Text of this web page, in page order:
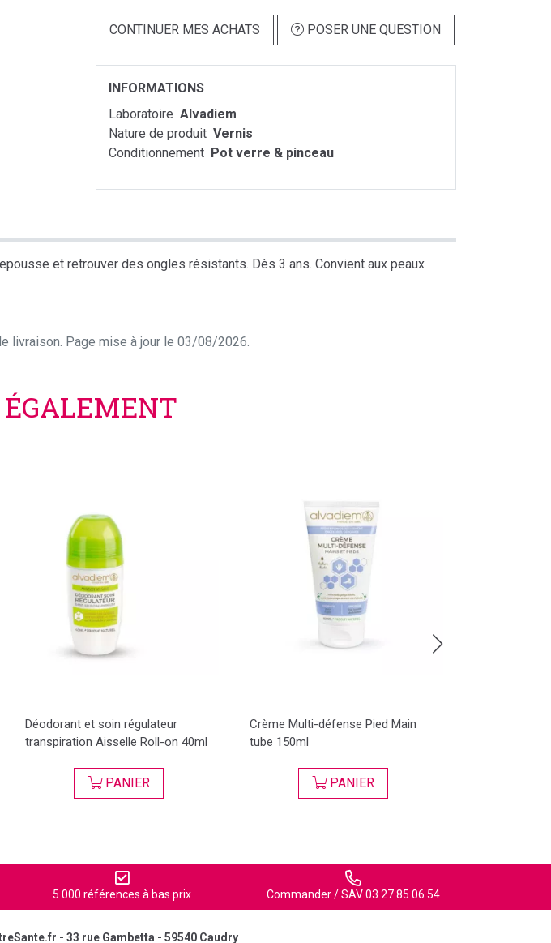
CONTINUER MES ACHATS POSER UNE QUESTION
INFORMATIONS
Laboratoire Alvadiem
Nature de produit Vernis
Conditionnement Pot verre & pinceau
et retrouver des ongles résistants. Dès 3 ans. Convient aux peaux
livraison. Page mise à jour le 03/08/2026.
ÉGALEMENT
Déodorant et soin régulateur
transpiration Aisselle Roll-on 40ml
PANIER
Crème Multi-défense Pied Main
tube 150ml
PANIER
5 000 références à bas prix Commander / SAV 03 27 85 06 54
- 33 rue Gambetta - 59540 Caudry